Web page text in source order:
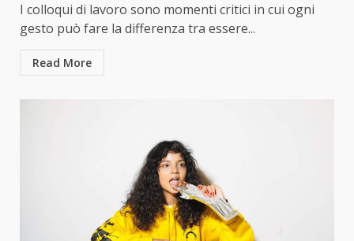
I colloqui di lavoro sono momenti critici in cui ogni
gesto può fare la differenza tra essere...
Read More